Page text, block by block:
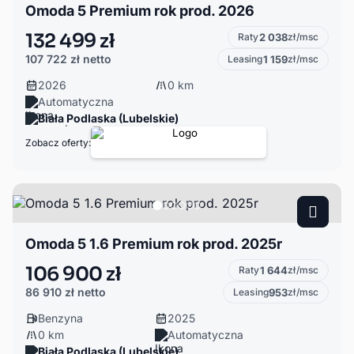
Omoda 5 Premium rok prod. 2026
132 499 zł
107 722 zł netto
Raty2 038zł/msc
Leasing1 159zł/msc
2026
0 km
Automatyczna
Biała Podlaska (Lubelskie)
Zobacz oferty:
Omoda 5 1.6 Premium rok prod. 2025r
106 900 zł
86 910 zł netto
Raty1 644zł/msc
Leasing953zł/msc
Benzyna
2025
0 km
Automatyczna
Biała Podlaska (Lubelskie)